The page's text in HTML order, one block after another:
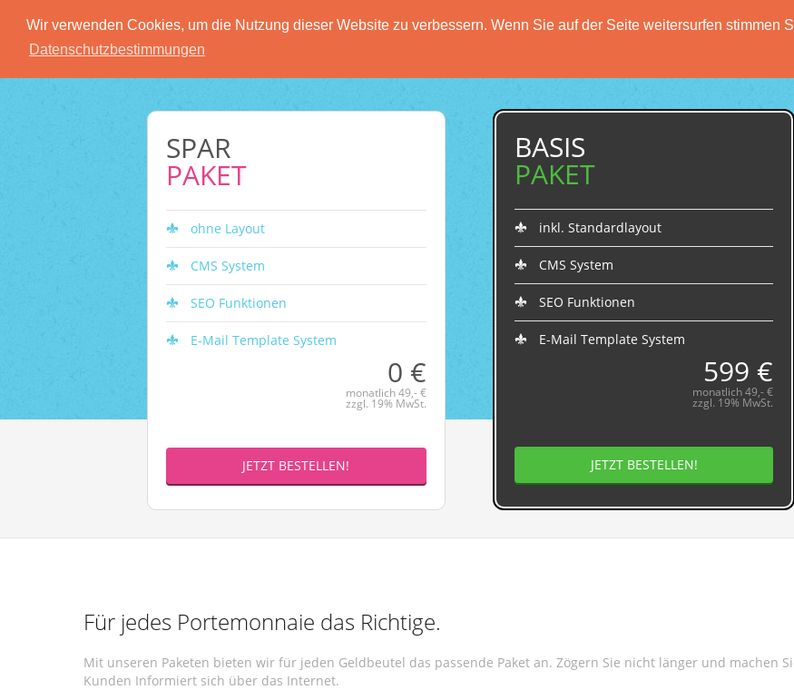
Wir verwenden Cookies, um die Nutzung dieser Website zu verbessern. Wenn Sie auf der Seite weitersurfen stimmen
Datenschutzbestimmungen
HOME FUNKTIONEN PREISE
SPAR
PAKET
ohne Layout
CMS System
SEO Funktionen
E-Mail Template System
0 €
monatlich 49,- €
zzgl. 19% MwSt.
JETZT BESTELLEN!
BASIS
PAKET
inkl. Standardlayout
CMS System
SEO Funktionen
E-Mail Template System
599 €
monatlich 49,- €
zzgl. 19% MwSt.
JETZT BESTELLEN!
Für jedes Portemonnaie das Richtige.
Mit unseren Paketen bieten wir für jeden Geldbeutel das passende Paket an. Zögern Sie nicht länger und machen
Kunden Informiert sich über das Internet.